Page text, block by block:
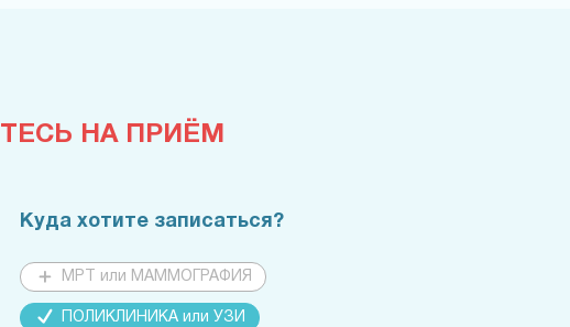
НА ПРИЁМ
Куда хотите записаться?
МРТ или МАММОГРАФИЯ
ПОЛИКЛИНИКА или УЗИ